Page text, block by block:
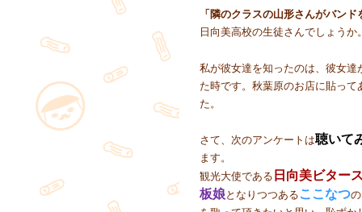
「隣のクラスの山形さんがバン
日向美高校の生徒さんでしょうか
私が彼女達を知ったのは、彼女達
た時です。秋葉原のお店に貼っ
た。
さて、次のアンケートは聴いて
ます。
観光大使である 日向美ビター
板娘となりつつある ここなつ